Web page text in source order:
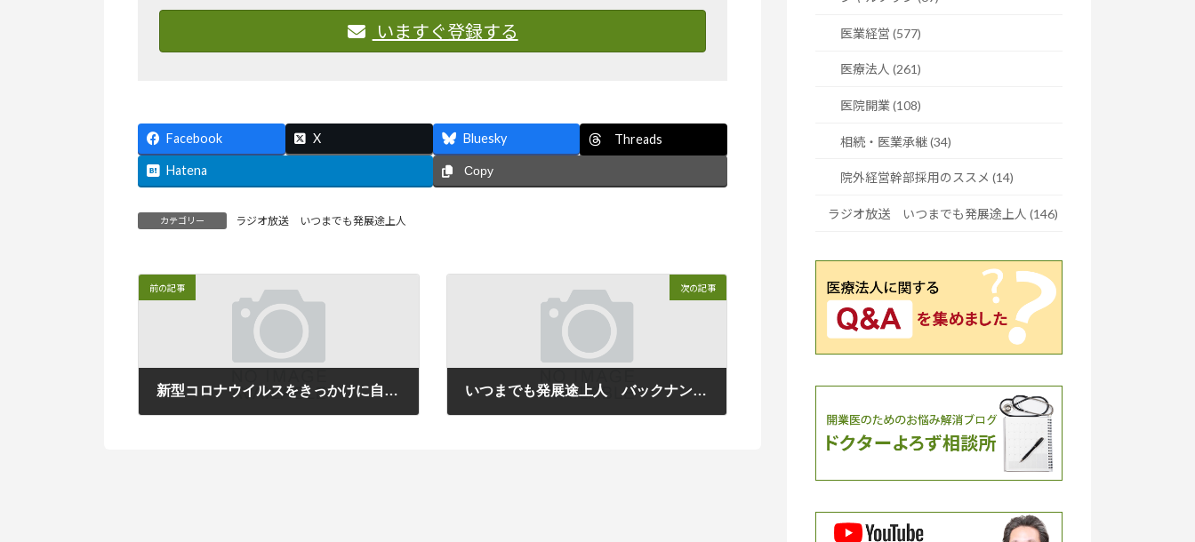
いますぐ登録する
Facebook X Bluesky Threads
Hatena Copy
カテゴリー ラジオ放送 いつまでも発展途上人
前の記事
新型コロナウイルスをきっかけに自分本来の生き方を考える
次の記事
いつまでも発展途上人 バックナンバー ２０２０年８月（２）心と言葉を一致させてシンプルにダイレクトに伝える
医業経営 (577)
医療法人 (261)
医院開業 (108)
相続・医業承継 (34)
院外経営幹部採用のススメ (14)
ラジオ放送 いつまでも発展途上人 (146)